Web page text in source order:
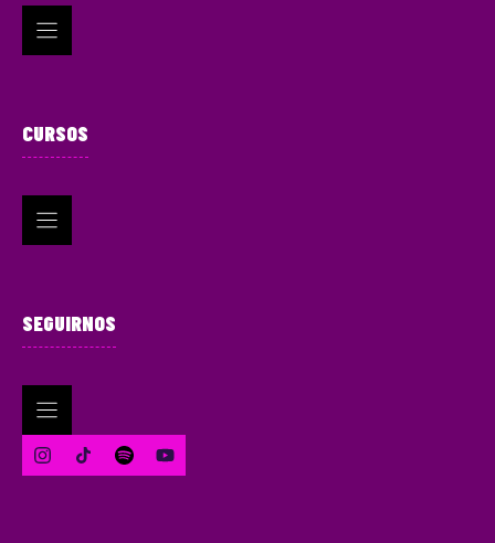
CURSOS
SEGUIRNOS